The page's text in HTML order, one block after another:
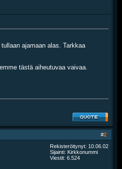
ajamaan alas. Tarkkaa
tästä aiheutuvaa vaivaa.
#2
Rekisteröitynyt: 10.06.02
Sijainti: Kirkkonummi
Viestit: 6.524